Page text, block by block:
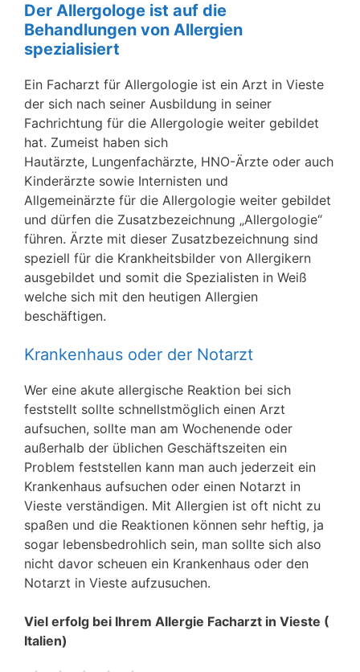
Der Allergologe ist auf die
Behandlungen von Allergien
spezialisiert
Ein Facharzt für Allergologie ist ein Arzt in Vieste
der sich nach seiner Ausbildung in seiner
Fachrichtung für die Allergologie weiter gebildet
hat. Zumeist haben sich
Hautärzte, Lungenfachärzte, HNO-Ärzte oder auch
Kinderärzte sowie Internisten und
Allgemeinärzte für die Allergologie weiter gebildet
und dürfen die Zusatzbezeichnung „Allergologie“
führen. Ärzte mit dieser Zusatzbezeichnung sind
speziell für die Krankheitsbilder von Allergikern
ausgebildet und somit die Spezialisten in Weiß
welche sich mit den heutigen Allergien
beschäftigen.
Krankenhaus oder der Notarzt
Wer eine akute allergische Reaktion bei sich
feststellt sollte schnellstmöglich einen Arzt
aufsuchen, sollte man am Wochenende oder
außerhalb der üblichen Geschäftszeiten ein
Problem feststellen kann man auch jederzeit ein
Krankenhaus aufsuchen oder einen Notarzt in
Vieste verständigen. Mit Allergien ist oft nicht zu
spaßen und die Reaktionen können sehr heftig, ja
sogar lebensbedrohlich sein, man sollte sich also
nicht davor scheuen ein Krankenhaus oder den
Notarzt in Vieste aufzusuchen.
Viel erfolg bei Ihrem Allergie Facharzt in Vieste (
Italien)